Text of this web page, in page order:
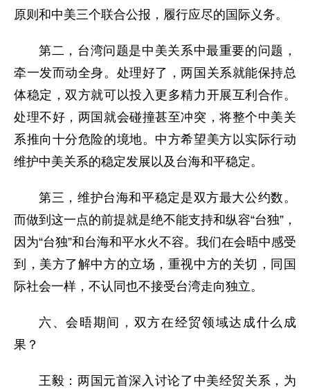
原则和中美三个联合公报，履行应尽的国际义务。
第二，台湾问题是中美关系中最重要的问题，
牵一发而动全身。处理好了，两国关系就能保持总
体稳定，双方就可以投入更多精力开展互利合作。
处理不好，两国就会碰撞甚至冲突，将整个中美关
系推向十分危险的境地。中方希望美方以实际行动
维护中美关系的稳定发展以及台海和平稳定。
第三，维护台海和平稳定是双方最大公约数。
而做到这一点的前提就是绝不能支持和纵容“台独”，
因为“台独”和台海和平水火不容。我们在会晤中感受
到，美方了解中方的立场，重视中方的关切，同国
际社会一样，不认同也不接受台湾走向独立。
六、会晤期间，双方在经贸领域达成什么成
果？
王毅：两国元首深入讨论了中美经贸关系，为